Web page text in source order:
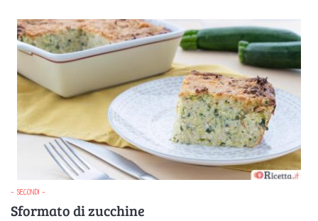
- SECONDI -
Sformato di zucchine